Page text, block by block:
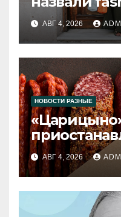
2026 года
АВГ 4, 2026
НОВОСТИ РАЗНЫЕ
продукции
АВГ 4, 2026